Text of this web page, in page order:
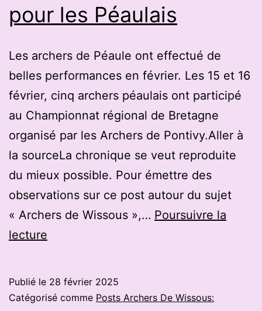
vendredi
pour les Péaulais
Les archers de Péaule ont effectué de
belles performances en février. Les 15 et 16
février, cinq archers péaulais ont participé
au Championnat régional de Bretagne
organisé par les Archers de Pontivy.Aller à
la sourceLa chronique se veut reproduite
du mieux possible. Pour émettre des
observations sur ce post autour du sujet
« Archers de Wissous »,… Poursuivre la
lecture
du
Publié le 28 février 2025
Catégorisé comme Posts Archers De Wissous: